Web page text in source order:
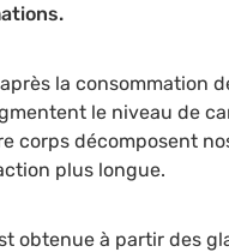
la consommation
le niveau de
corps décomposent
plus longue.
obtenue à partir des